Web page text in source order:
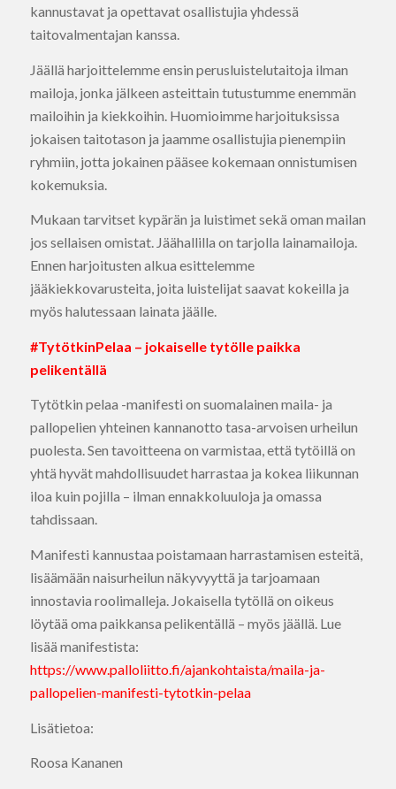
kannustavat ja opettavat osallistujia yhdessä
taitovalmentajan kanssa.
Jäällä harjoittelemme ensin perusluistelutaitoja ilman
mailoja, jonka jälkeen asteittain tutustumme enemmän
mailoihin ja kiekkoihin. Huomioimme harjoituksissa
jokaisen taitotason ja jaamme osallistujia pienempiin
ryhmiin, jotta jokainen pääsee kokemaan onnistumisen
kokemuksia.
Mukaan tarvitset kypärän ja luistimet sekä oman mailan
jos sellaisen omistat. Jäähallilla on tarjolla lainamailoja.
Ennen harjoitusten alkua esittelemme
jääkiekkovarusteita, joita luistelijat saavat kokeilla ja
myös halutessaan lainata jäälle.
#TytötkinPelaa – jokaiselle tytölle paikka
pelikentällä
Tytötkin pelaa -manifesti on suomalainen maila- ja
pallopelien yhteinen kannanotto tasa-arvoisen urheilun
puolesta. Sen tavoitteena on varmistaa, että tytöillä on
yhtä hyvät mahdollisuudet harrastaa ja kokea liikunnan
iloa kuin pojilla – ilman ennakkoluuloja ja omassa
tahdissaan.
Manifesti kannustaa poistamaan harrastamisen esteitä,
lisäämään naisurheilun näkyvyyttä ja tarjoamaan
innostavia roolimalleja. Jokaisella tytöllä on oikeus
löytää oma paikkansa pelikentällä – myös jäällä. Lue
lisää manifestista:
https://www.palloliitto.fi/ajankohtaista/maila-ja-
pallopelien-manifesti-tytotkin-pelaa
Lisätietoa:
Roosa Kananen